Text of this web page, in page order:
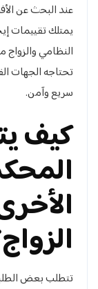
عند البحث عن
يمتلك تقييمات
النظامي
تحتاجه الجهات
سريع وآمن.
كيف
تتطلب بعض